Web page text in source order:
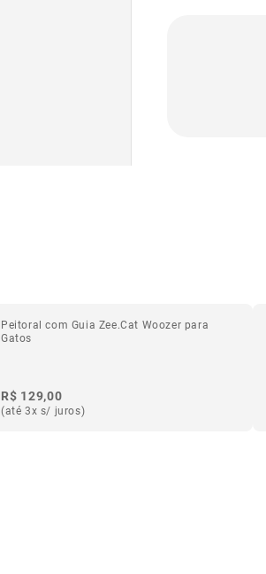
Peitoral com Guia Zee.Cat Woozer para
Gatos
R$ 129,00
(até 3x s/ juros)